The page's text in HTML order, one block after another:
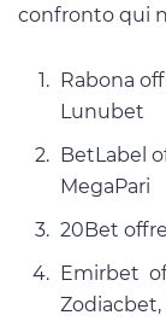
confronto qui
Rabona
Lunubet
BetLabel
MegaPari
20Bet
Emirbet